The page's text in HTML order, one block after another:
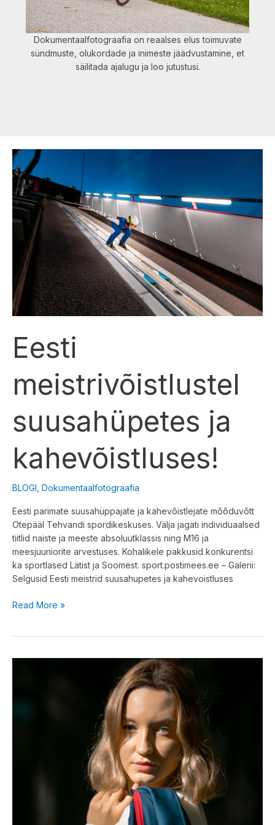
Dokumentaalfotograafia on reaalses elus toimuvate
sündmuste, olukordade ja inimeste jäädvustamine, et
säilitada ajalugu ja loo jutustusi.
Eesti
meistrivõistlustel
suusahüpetes ja
kahevõistluses!
BLOGI Dokumentaalfotograafia
Eesti parimate suusahüppajate ja kahevõistlejate mõõduvõtt
Otepääl Tehvandi spordikeskuses. Välja jagati individuaalsed
tiitlid naiste ja meeste absoluutklassis ning M16 ja
meesjuuniorite arvestuses. Kohalikele pakkusid konkurentsi
ka sportlased Lätist ja Soomest. sport.postimees.ee – Galerii:
Selgusid Eesti meistrid suusahupetes ja kahevoistluses
Eesti
meistrivõistlustel
suusahüpetes
ja
kahevõistluses!
Read More »